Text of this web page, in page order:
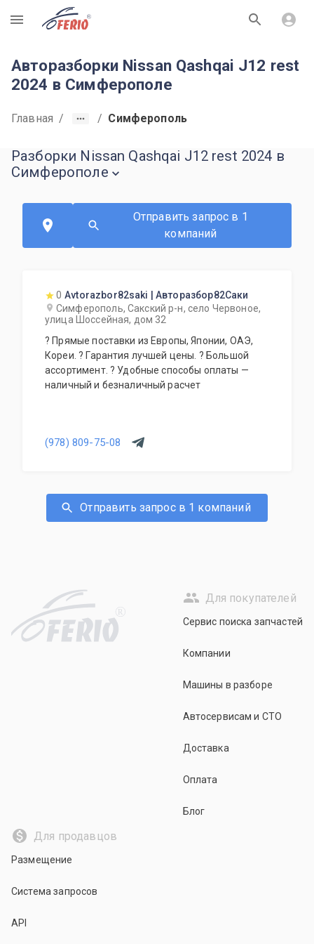
R
Авторазборки Nissan Qashqai J12 rest
2024 в Симферополе
Главная / / Симферополь
Разборки Nissan Qashqai J12 rest 2024 в
Симферополе
Отправить запрос в 1
компаний
0 Avtorazbor82saki | Авторазбор82Саки
Симферополь, Сакский р-н, село Червоное,
улица Шоссейная, дом 32
? Прямые поставки из Европы, Японии, ОАЭ,
Кореи. ? Гарантия лучшей цены. ? Большой
ассортимент. ? Удобные способы оплаты —
наличный и безналичный расчет
(978) 809-75-08
Отправить запрос в 1 компаний
R
Для покупателей
Сервис поиска запчастей
Компании
Машины в разборе
Автосервисам и СТО
Доставка
Оплата
Блог
Для продавцов
Размещение
Система запросов
API